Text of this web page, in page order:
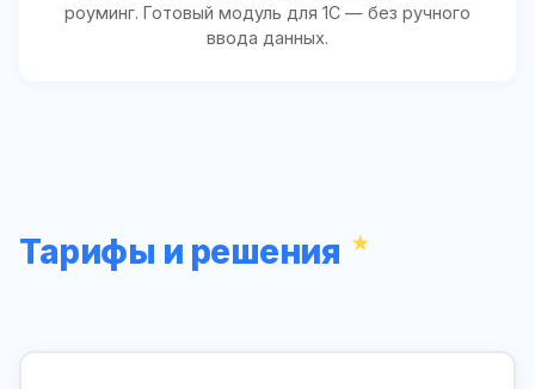
роуминг. Готовый модуль для 1С — без ручного
ввода данных.
Тарифы и решения